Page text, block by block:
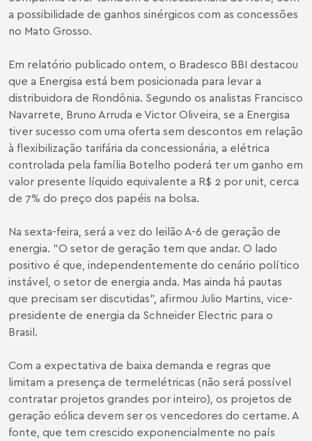
a possibilidade de ganhos sinérgicos com as concessões
no Mato Grosso.
Em relatório publicado ontem, o Bradesco BBI destacou
que a Energisa está bem posicionada para levar a
distribuidora de Rondônia. Segundo os analistas Francisco
Navarrete, Bruno Arruda e Victor Oliveira, se a Energisa
tiver sucesso com uma oferta sem descontos em relação
à flexibilização tarifária da concessionária, a elétrica
controlada pela família Botelho poderá ter um ganho em
valor presente líquido equivalente a R$ 2 por unit, cerca
de 7% do preço dos papéis na bolsa.
Na sexta-feira, será a vez do leilão A-6 de geração de
energia. "O setor de geração tem que andar. O lado
positivo é que, independentemente do cenário político
instável, o setor de energia anda. Mas ainda há pautas
que precisam ser discutidas", afirmou Julio Martins, vice-
presidente de energia da Schneider Electric para o
Brasil.
Com a expectativa de baixa demanda e regras que
limitam a presença de termelétricas (não será possível
contratar projetos grandes por inteiro), os projetos de
geração eólica devem ser os vencedores do certame. A
fonte, que tem crescido exponencialmente no país